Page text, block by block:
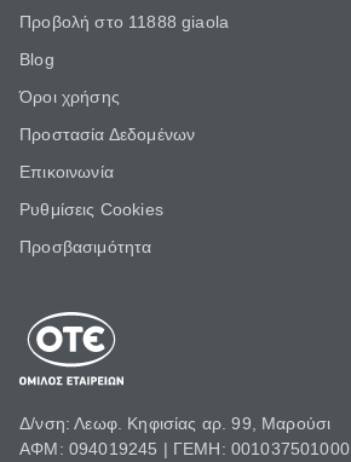
Προβολή στο 11888 giaola
Blog
Όροι χρήσης
Προστασία Δεδομένων
Επικοινωνία
Ρυθμίσεις Cookies
Προσβασιμότητα
Δ/νση: Λεωφ. Κηφισίας αρ. 99, Μαρούσι
ΑΦΜ: 094019245 | ΓΕΜΗ: 001037501000